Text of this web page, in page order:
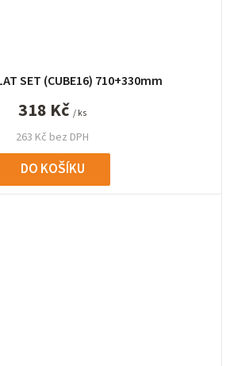
SET (CUBE16) 710+330mm
263 Kč bez DPH
318 Kč / ks
DO KOŠÍKU